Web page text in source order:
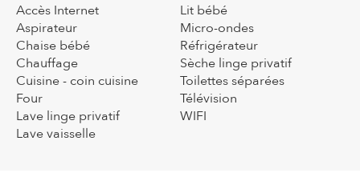
Accès Internet
Aspirateur
Chaise bébé
Chauffage
Cuisine - coin cuisine
Four
Lave linge privatif
Lave vaisselle
Lit bébé
Micro-ondes
Réfrigérateur
Sèche linge privatif
Toilettes séparées
Télévision
WIFI